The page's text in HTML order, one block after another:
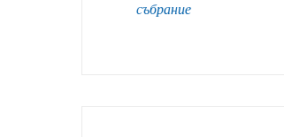
събрание